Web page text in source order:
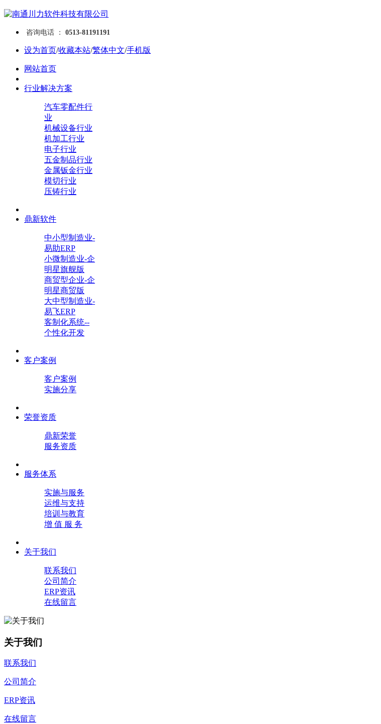
咨询电话 ： 0513-81191191
设为首页/收藏本站/繁体中文/手机版
网站首页
行业解决方案
汽车零配件行
业
机械设备行业
机加工行业
电子行业
五金制品行业
金属钣金行业
模切行业
压铸行业
鼎新软件
中小型制造业-
易助ERP
小微制造业-企
明星旗舰版
商贸型企业-企
明星商贸版
大中型制造业-
易飞ERP
客制化系统--
个性化开发
客户案例
客户案例
实施分享
荣誉资质
鼎新荣誉
服务资质
服务体系
实施与服务
运维与支持
培训与教育
增 值 服 务
关于我们
联系我们
公司简介
ERP资讯
在线留言
关于我们
联系我们
公司简介
ERP资讯
在线留言